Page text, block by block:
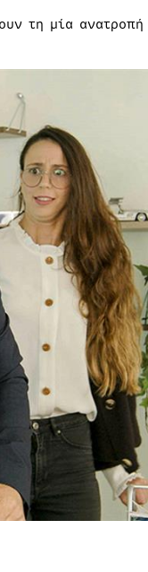
τη μία